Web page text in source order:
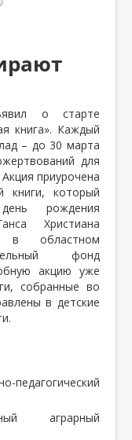
о старте
книга». Каждый
– до 30 марта
для
приурочена
книги, который
рождения
Христиана
в областном
фонд
акцию уже
собранные во
в детские
аграрный